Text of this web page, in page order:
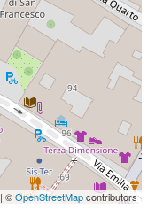
| ©OpenStreetMapcontributors